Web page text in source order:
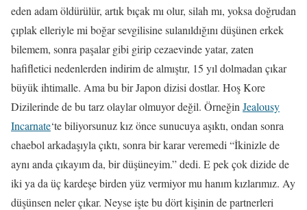
eden adam öldürülür, artık bıçak mı olur, silah mı, yoksa doğrudan
çıplak elleriyle mi boğar sevgilisine sulanıldığını düşünen erkek
bilemem, sonra paşalar gibi girip cezaevinde yatar, zaten
hafifletici nedenlerden indirim de almıştır, 15 yıl dolmadan çıkar
büyük ihtimalle. Ama bu bir Japon dizisi dostlar. Hoş Kore
Dizilerinde de bu tarz olaylar olmuyor değil. Örneğin Jealousy
Incarnate‘te biliyorsunuz kız önce sunucuya aşıktı, ondan sonra
chaebol arkadaşıyla çıktı, sonra bir karar veremedi “İkinizle de
aynı anda çıkayım da, bir düşüneyim.” dedi. E pek çok dizide de
iki ya da üç kardeşe birden yüz vermiyor mu hanım kızlarımız. Ay
düşünsen neler çıkar. Neyse işte bu dört kişinin de partnerleri